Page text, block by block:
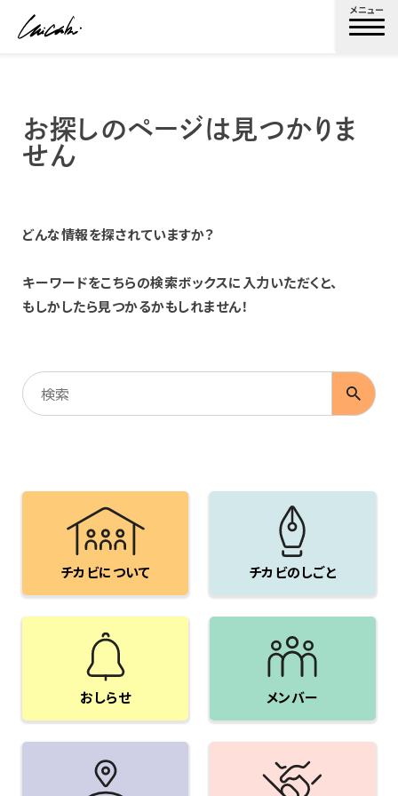
メニュー
お探しのページは見つかりま
せん
どんな情報を探されていますか？
キーワードをこちらの検索ボックスに入力いただくと、
もしかしたら見つかるかもしれません！
チカビについて チカビのしごと
おしらせ メンバー